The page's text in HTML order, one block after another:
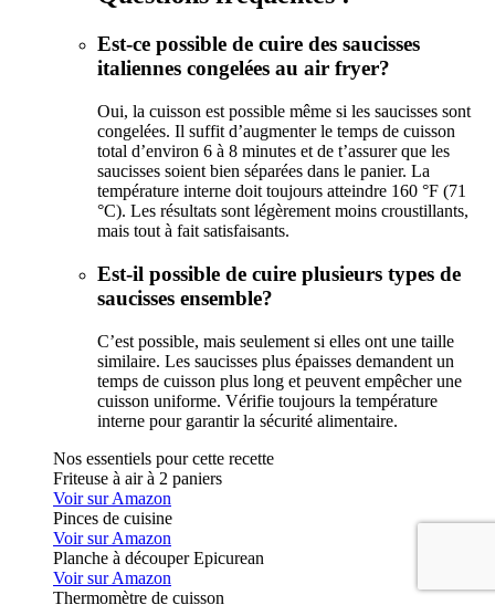
Est-ce possible de cuire des saucisses
italiennes congelées au air fryer?
Oui, la cuisson est possible même si les saucisses sont
congelées. Il suffit d’augmenter le temps de cuisson
total d’environ 6 à 8 minutes et de t’assurer que les
saucisses soient bien séparées dans le panier. La
température interne doit toujours atteindre 160 °F (71
°C). Les résultats sont légèrement moins croustillants,
mais tout à fait satisfaisants.
Est-il possible de cuire plusieurs types de
saucisses ensemble?
C’est possible, mais seulement si elles ont une taille
similaire. Les saucisses plus épaisses demandent un
temps de cuisson plus long et peuvent empêcher une
cuisson uniforme. Vérifie toujours la température
interne pour garantir la sécurité alimentaire.
Nos essentiels pour cette recette
Friteuse à air à 2 paniers
Voir sur Amazon
Pinces de cuisine
Voir sur Amazon
Planche à découper Epicurean
Voir sur Amazon
Thermomètre de cuisson